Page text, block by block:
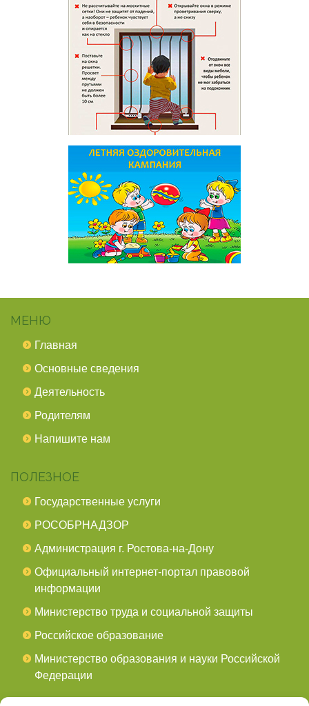
МЕНЮ
Главная
Основные сведения
Деятельность
Родителям
Напишите нам
ПОЛЕЗНОЕ
Государственные услуги
РОСОБРНАДЗОР
Администрация г. Ростова-на-Дону
Официальный интернет-портал правовой
информации
Министерство труда и социальной защиты
Российское образование
Министерство образования и науки Российской
Федерации